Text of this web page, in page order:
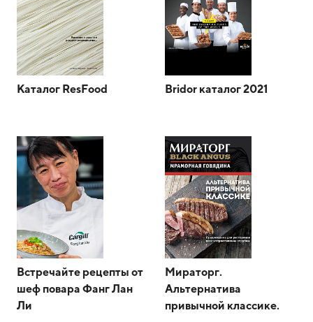
Каталог ResFood Bridor каталог 2021
Встречайте рецепты от
шеф повара Фанг Лан
Ли
Мираторг.
Альтернатива
привычной классике.